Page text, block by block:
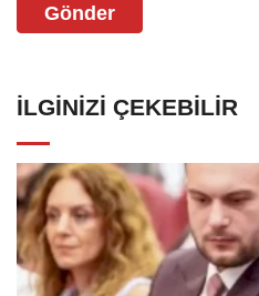
Gönder
İLGINIZI ÇEKEBILIR